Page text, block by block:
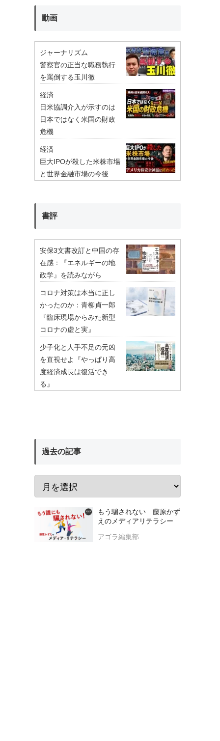
動画
ジャーナリズム
警察官の正当な職務執行
を罵倒する玉川徹
経済
日米協調介入が示すのは
日本ではなく米国の財政
危機
経済
巨大IPOが殺した米株市場
と世界金融市場の今後
書評
安保3文書改訂と中国の存
在感：『エネルギーの地
政学』を読みながら
コロナ対策は本当に正し
かったのか：青柳貞一郎
『臨床現場からみた新型
コロナの虚と実』
少子化と人手不足の元凶
を直視せよ『やっぱり高
度経済成長は復活でき
る』
過去の記事
もう騙されない 藤原かず
えのメディアリテラシー
アゴラ編集部